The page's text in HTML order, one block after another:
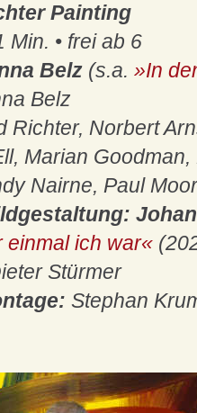
Painting
Min. • frei ab 6
Belz (s.a. »In
Belz
Richter, Norbert
Marian
Nairne, Paul
einmal ich war«
Stürmer
Stephan